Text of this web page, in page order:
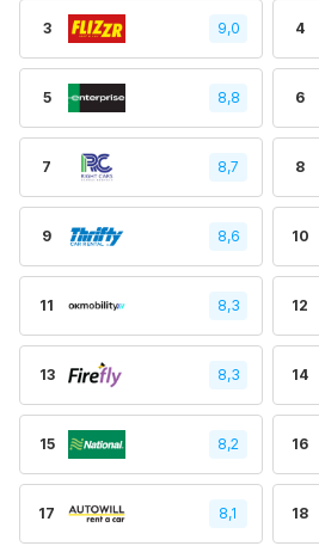
3 9,0 4
5 8,8 6
7 8,7 8
9 8,6 10
11 8,3 12
13 8,3 14
15 8,2 16
17 8,1 18